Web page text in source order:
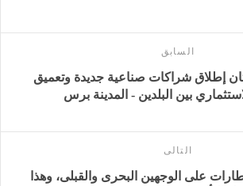
السابق
إطلاق شراكات صناعية جديدة وتعميق
بين البلدين - المدينة برس
التالى
على الوجهين البحرى والقبلى، وهذا